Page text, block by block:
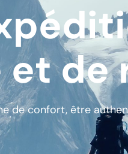
de
de confort, être